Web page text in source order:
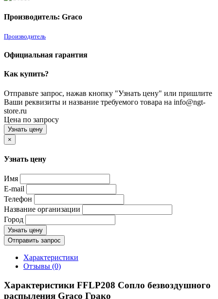
Производитель: Graco
Производитель
Официальная гарантия
Как купить?
Отправьте запрос, нажав кнопку "Узнать цену" или пришлите
Ваши реквизиты и название требуемого товара на info@ngt-
store.ru
Цена по запросу
Узнать цену
×
Узнать цену
Имя
E-mail
Телефон
Название организации
Город
Узнать цену
Отправить запрос
Характеристики
Отзывы (0)
Характеристики FFLP208 Сопло безвоздушного
распыления Graco Грако